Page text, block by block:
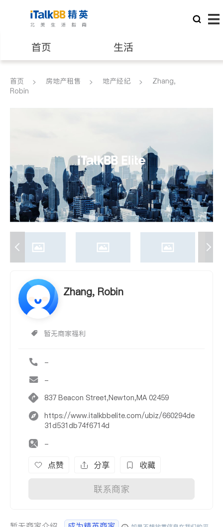
首页 生活
医生 律师
养老 非盈利组织
首页 房地产租售 地产经纪
Zhang,
Robin
Zhang, Robin
暂无商家福利
-
-
837 Beacon Street,Newton,MA 02459
https://www.italkbbelite.com/ubiz/660294de
31d531db74f6714d
-
点赞 分享 收藏
联系商家